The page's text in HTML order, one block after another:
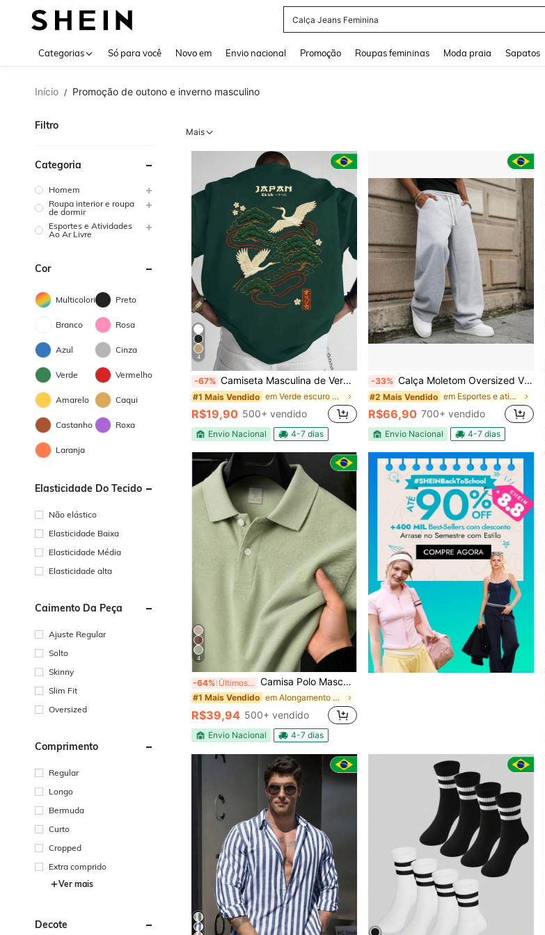
Calça Jeans Feminina
Categorias Só para você Novo em Envio nacional Promoção Roupas femininas Moda praia Sapatos
Início / Promoção de outono e inverno masculino
Filtro
Categoria
Homem
Roupa interior e roupa
de dormir
Esportes e Atividades
Ao Ar Livre
Cor
Multicolorido Preto
Branco Rosa
Azul Cinza
Verde Vermelho
Amarelo Caqui
Castanho Roxa
Laranja
Elasticidade Do Tecido
Não elástico
Elasticidade Baixa
Elasticidade Média
Elasticidade alta
Caimento Da Peça
Ajuste Regular
Solto
Skinny
Slim Fit
Oversized
Comprimento
Regular
Longo
Bermuda
Curto
Cropped
Extra comprido
Ver mais
Decote
Mais
4
-67% Camiseta Masculina de Verão Nova Moda Estampa de Garça e Pinheiro, Manga Curta Casual e Solta, Ideal para Exposições de Arte, Check-ins de Viagem, Atividades em Clubes, Lavável na Máquina
#1 Mais Vendido em Verde escuro Camisetas masculinas
R$19,90 500+ vendido
Envio Nacional 4-7 dias
-33% Calça Moletom Oversized Visual Gótico Urbano Street Alternativo
#2 Mais Vendido em Esportes e atividades ao ar livre - Athleisure
R$66,90 700+ vendido
Envio Nacional 4-7 dias
4
-64% Últimos 2 dias Camisa Polo Masculina Piquet
#1 Mais Vendido em Alongamento médio Camisas Polo Masculinas
R$39,94 500+ vendido
Envio Nacional 4-7 dias